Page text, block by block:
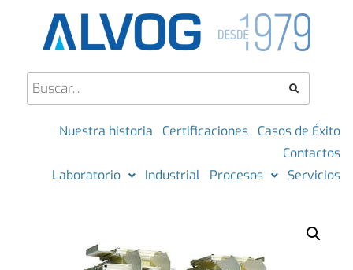
Nuestra historia Certificaciones
Casos de Éxito
Contactos
Laboratorio
Industrial Procesos Servicios